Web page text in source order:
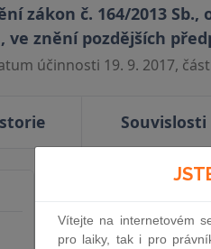
zákon č. 164/2013
ve znění pozdějších
účinnosti 19. 9. 2017,
Souvislosti
Vítejte na internetovém
pro laiky, tak i pro